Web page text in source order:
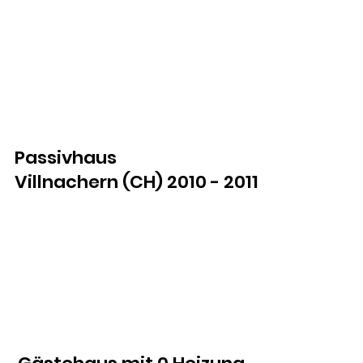
Passivhaus
Villnachern (CH) 2010 - 2011